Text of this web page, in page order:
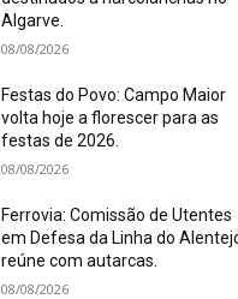
Algarve.
08/08/2026
Festas do Povo: Campo Maior
volta hoje a florescer para as
festas de 2026.
08/08/2026
Ferrovia: Comissão de Utentes
em Defesa da Linha do
reúne com autarcas.
08/08/2026